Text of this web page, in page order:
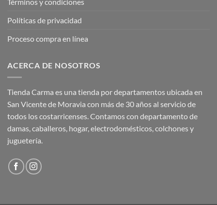
Políticas de privacidad
Proceso compra en línea
ACERCA DE NOSOTROS
Tienda Carma es una tienda por departamentos ubicada en
San Vicente de Moravia con más de 30 años al servicio de
todos los costarricenses. Contamos con departamento de
damas, caballeros, hogar, electrodomésticos, colchones y
juguetería.